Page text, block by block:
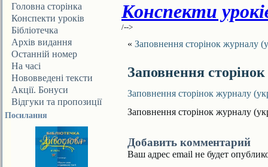
Головна сторінка
Конспекти уроків
Бібліотечка
ДИВОСЛОВА
Архів видання
Останній номер
На часі
Нововведені тексти
Акції. Бонуси
Відгуки та пропозиції
Посилання
Конспекти
/-->
« Заповнення сторінок журналу
Заповнення
Заповнення сторінок журналу
Заповнення сторінок журналу
Добавить комментарий
Ваш адрес email не будет